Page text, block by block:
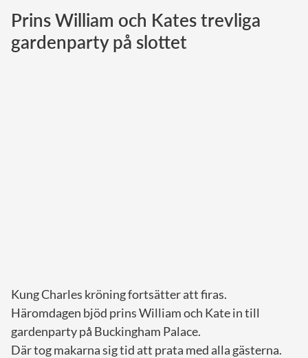
Norska kungahuset
Danska kungahuset
Prins William och Kates trevliga
gardenparty på slottet
Kung Charles kröning fortsätter att firas.
Häromdagen bjöd prins William och Kate in till
gardenparty på Buckingham Palace.
Där tog makarna sig tid att prata med alla gästerna.